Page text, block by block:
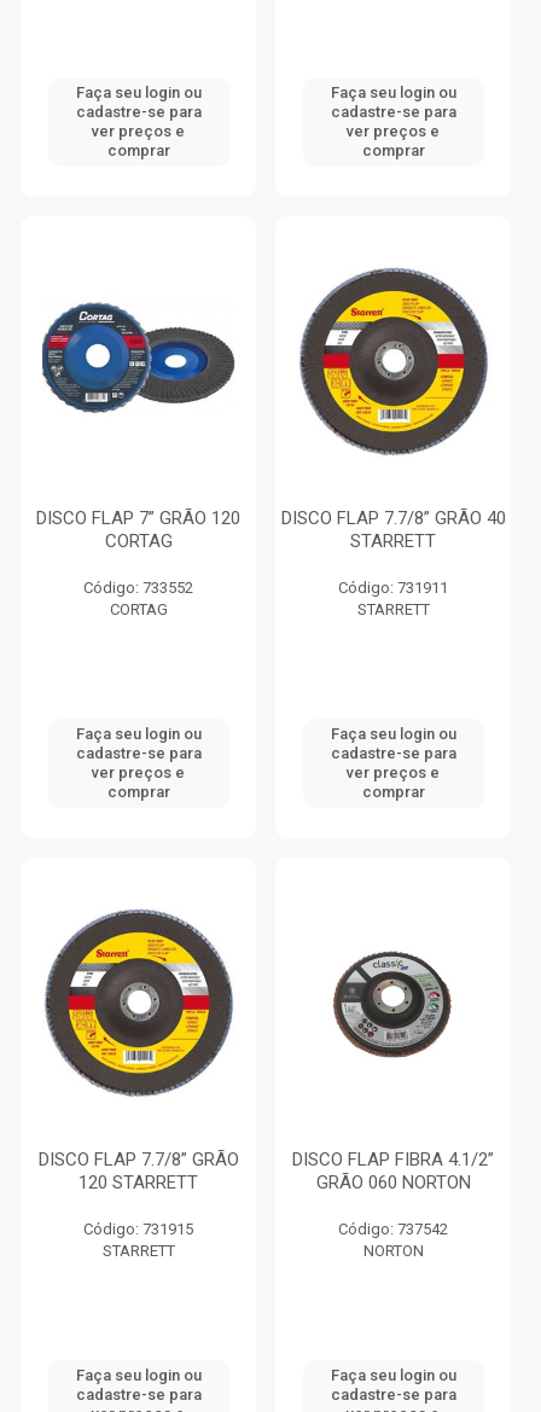
Faça seu login ou
cadastre-se para
ver preços e
comprar
Faça seu login ou
cadastre-se para
ver preços e
comprar
DISCO FLAP 7” GRÃO 120
CORTAG
Código: 733552
CORTAG
Faça seu login ou
cadastre-se para
ver preços e
comprar
DISCO FLAP 7.7/8” GRÃO 40
STARRETT
Código: 731911
STARRETT
Faça seu login ou
cadastre-se para
ver preços e
comprar
DISCO FLAP 7.7/8” GRÃO
120 STARRETT
Código: 731915
STARRETT
Faça seu login ou
cadastre-se para
DISCO FLAP FIBRA 4.1/2”
GRÃO 060 NORTON
Código: 737542
NORTON
Faça seu login ou
cadastre-se para